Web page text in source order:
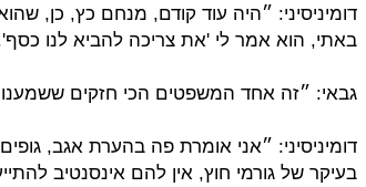
דומיניסיני: ״היה עוד קודם, מנחם כץ, כן,
באתי, הוא אמר לי 'את צריכה להביא לנו
גבאי: ״זה אחד המשפטים הכי חזקים
דומיניסיני: ״אני אומרת פה בהערת אגב,
בעיקר של גורמי חוץ, אין להם אינסנטיב